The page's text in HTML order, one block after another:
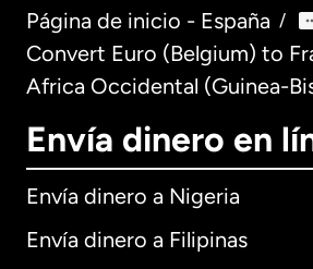
Página de inicio - España /
Convert Euro (Belgium) to
Africa Occidental (Guinea-
Envía dinero en
Envía dinero a Nigeria
Envía dinero a Filipinas